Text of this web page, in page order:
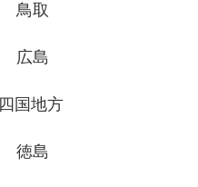
鳥取
広島
四国地方
徳島